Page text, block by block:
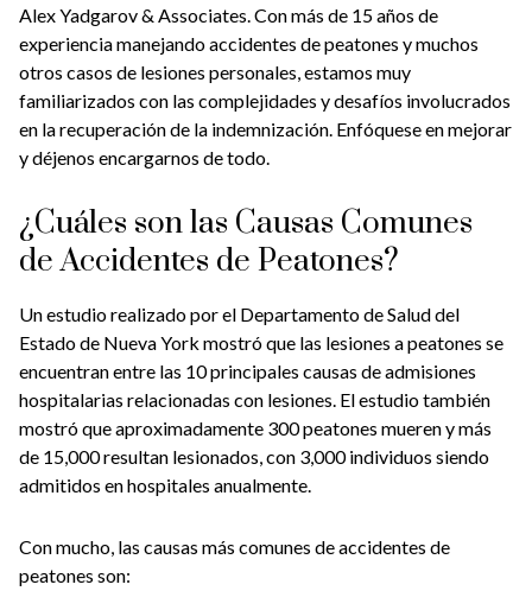
Alex Yadgarov & Associates. Con más de 15 años de
experiencia manejando accidentes de peatones y muchos
otros casos de lesiones personales, estamos muy
familiarizados con las complejidades y desafíos involucrados
en la recuperación de la indemnización. Enfóquese en mejorar
y déjenos encargarnos de todo.
¿Cuáles son las Causas Comunes
de Accidentes de Peatones?
Un estudio realizado por el Departamento de Salud del
Estado de Nueva York mostró que las lesiones a peatones se
encuentran entre las 10 principales causas de admisiones
hospitalarias relacionadas con lesiones. El estudio también
mostró que aproximadamente 300 peatones mueren y más
de 15,000 resultan lesionados, con 3,000 individuos siendo
admitidos en hospitales anualmente.
Con mucho, las causas más comunes de accidentes de
peatones son: